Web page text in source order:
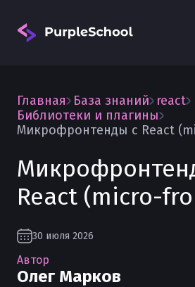
Главная База знаний react
Библиотеки и плагины
Микрофронтенды с React
React (micro-
30 июля 2026
Автор
Олег Марков